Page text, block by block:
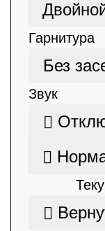
Гарнитура
Без
Звук